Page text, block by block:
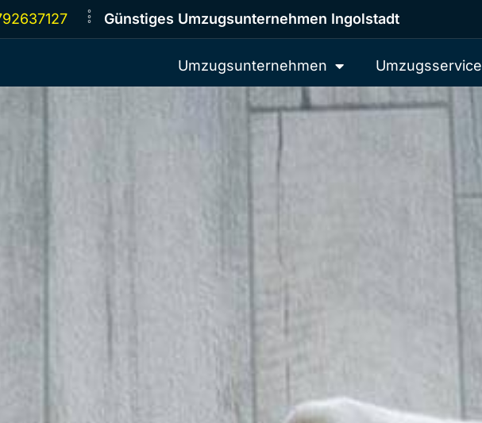
Günstiges Umzugsunternehmen Ingolstadt
Umzugsunternehmen Umzugsservice